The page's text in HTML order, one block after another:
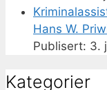
Hans W.
3.
Kategorier